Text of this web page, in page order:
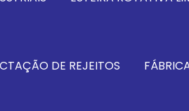
DE REJEITOS